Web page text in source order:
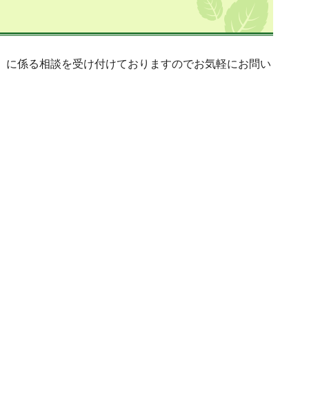
係る相談を受け付けておりますのでお気軽にお問い